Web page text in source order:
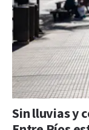
Sin lluvias y